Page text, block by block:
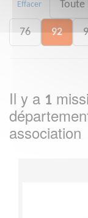
Effacer Toute
76 92
Il y a 1
association